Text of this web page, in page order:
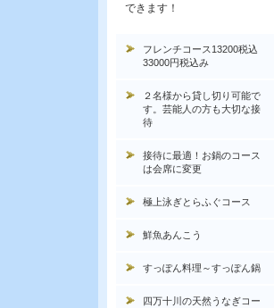
できます！
フレンチコース13200税込
33000円税込み
２名様から貸し切り可能で
す。芸能人の方も大切な接
待
接待に最適！お鍋のコース
は会席に変更
極上泳ぎとらふぐコース
鮮魚あんこう
すっぽん料理～すっぽん鍋
四万十川の天然うなぎコー